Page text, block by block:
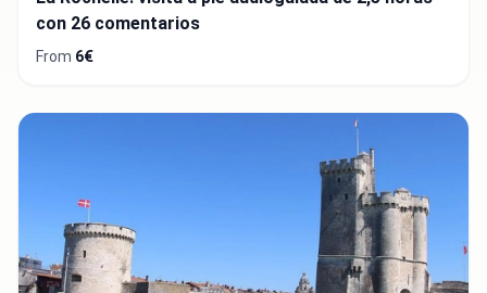
con 26 comentarios
From 6€